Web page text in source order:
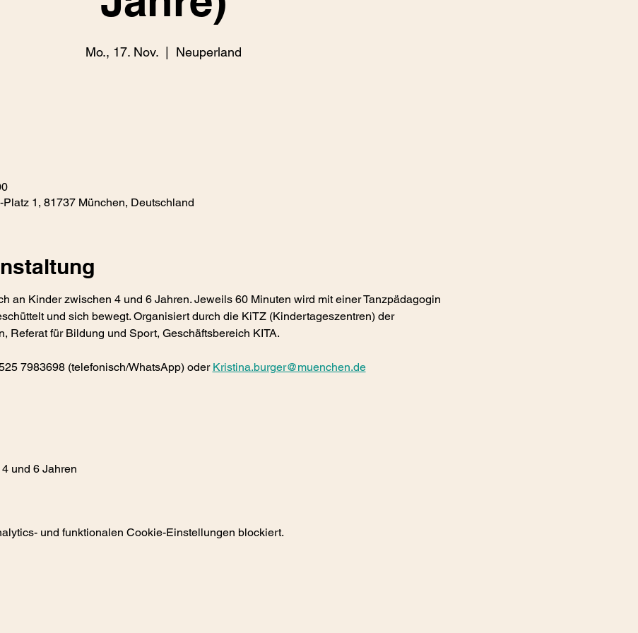
Mo., 17. Nov.
  |
Neuperland
1, 81737 München, Deutschland
an Kinder zwischen 4 und 6 Jahren. Jeweils 60 Minuten wird mit einer Tanzpädagogin
und sich bewegt. Organisiert durch die KiTZ (Kindertageszentren) der
Referat für Bildung und Sport, Geschäftsbereich KITA.
7983698 (telefonisch/WhatsApp) oder Kristina.burger@muenchen.de
und 6 Jahren
und funktionalen Cookie-Einstellungen blockiert.